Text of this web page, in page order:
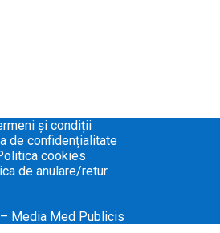
și condiții
de confidențialitate
cookies
de anulare/retur
Media Med Publicis